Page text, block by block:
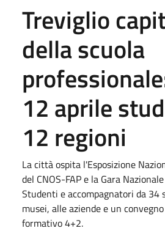
Treviglio
della scuola
12 aprile
12 regioni
La città ospita l'Esposizione
del CNOS-FAP e la Gara
Studenti e accompagnatori da 34
musei, alle aziende e un
formativo 4+2.